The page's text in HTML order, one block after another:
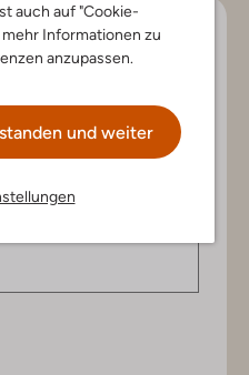
auch auf "Cookie-
Informationen zu
anzupassen.
und weiter
bleiben
dich. Abonniere den
Einkaufsgutschein im